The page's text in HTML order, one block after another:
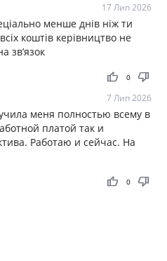
ремонтов и релокации.
по индивидуальному
конфиденциальность.
с опытом работы в
безопасную,
и эстетика в каждом
создаём атмосферу
17 Лип 2026
менше днів ніж ти
коштів керівництво не
зв’язок
thumb_up thumb_down
0
7 Лип 2026
меня полностью всему в
платой так и
Работаю и сейчас. На
thumb_up thumb_down
0